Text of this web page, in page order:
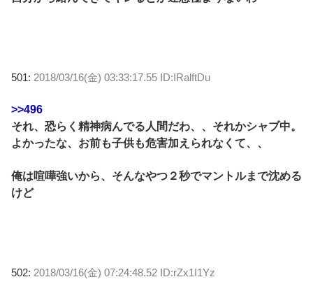
501: 2018/03/16(金) 03:33:17.55 ID:IRalftDu
>>496
それ、恐らく精神病んでる人間だわ、、それかシャブ中。
よかったな、お前も子供も危害加えられなくて、、
俺は喧嘩強いから、そんなやつ２秒でマントルまで沈める
けど
502: 2018/03/16(金) 07:24:48.52 ID:rZx1I1Yz